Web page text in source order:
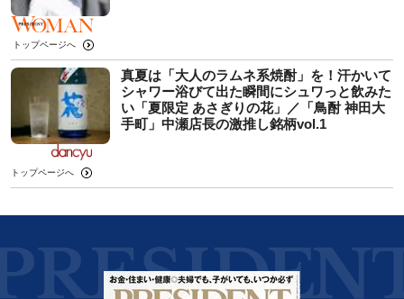
トップページへ
真夏は「大人のラムネ系焼酎」を！汗かいて
シャワー浴びて出た瞬間にシュワっと飲みた
い「夏限定 あさぎりの花」／「鳥酎 神田大
手町」中瀬店長の激推し銘柄vol.1
トップページへ